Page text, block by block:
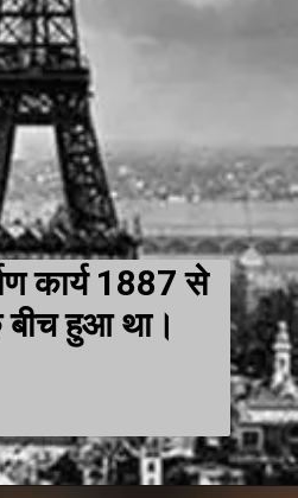
कार्य 1887 से